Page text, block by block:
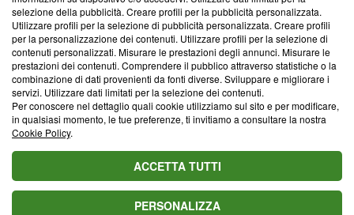
Redazione
Informativa Privacy
Cookie Policy
Blasting SA, IDI CHE-247.845.224, Via Carlo Frasca, 3 - 6900
Lugano (Svizzera) Tel:+39 0690258937
© 2026 Blasting News
selezione della pubblicità. Creare profili per la pubblicità personalizzata.
Utilizzare profili per la selezione di pubblicità personalizzata. Creare profili
per la personalizzazione dei contenuti. Utilizzare profili per la selezione di
contenuti personalizzati. Misurare le prestazioni degli annunci. Misurare le
prestazioni dei contenuti. Comprendere il pubblico attraverso statistiche o la
combinazione di dati provenienti da fonti diverse. Sviluppare e migliorare i
servizi. Utilizzare dati limitati per la selezione dei contenuti.
Per conoscere nel dettaglio quali cookie utilizziamo sul sito e per modificare,
in qualsiasi momento, le tue preferenze, ti invitiamo a consultare la nostra
Cookie Policy.
ACCETTA TUTTI
PERSONALIZZA